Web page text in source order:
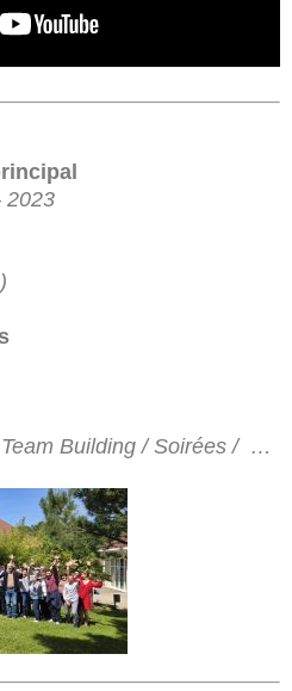
2023
Building / Soirées / …